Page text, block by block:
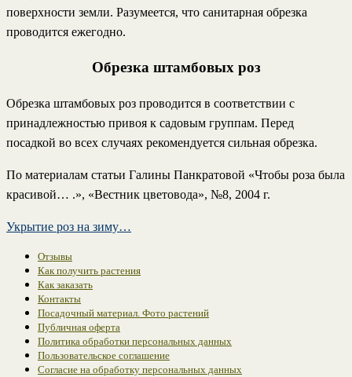
поверхности земли. Разумеется, что санитарная обрезка
проводится ежегодно.
Обрезка штамбовых роз
Обрезка штамбовых роз проводится в соответствии с
принадлежностью привоя к садовым группам. Перед
посадкой во всех случаях рекомендуется сильная обрезка.
По материалам статьи Галины Панкратовой «Чтобы роза была
красивой… .», «Вестник цветовода», №8, 2004 г.
Укрытие роз на зиму…
Отзывы
Как получить растения
Как заказать
Контакты
Посадочный материал. Фото растений
Публичная оферта
Политика обработки персональных данных
Пользовательское соглашение
Согласие на обработку персональных данных